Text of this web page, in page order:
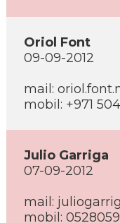
Oriol Font
09-09-2012
mail:
mobil: +971
Julio Garriga
07-09-2012
mail:
mobil: